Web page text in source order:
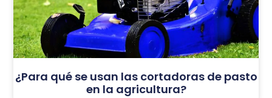
¿Para qué se usan las cortadoras de pasto
en la agricultura?